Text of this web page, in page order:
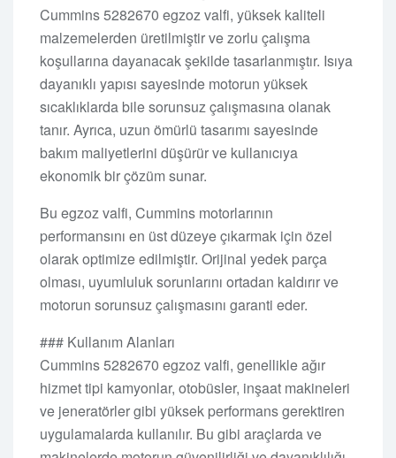
Cummins 5282670 egzoz valfi, yüksek kaliteli
malzemelerden üretilmiştir ve zorlu çalışma
koşullarına dayanacak şekilde tasarlanmıştır. Isıya
dayanıklı yapısı sayesinde motorun yüksek
sıcaklıklarda bile sorunsuz çalışmasına olanak
tanır. Ayrıca, uzun ömürlü tasarımı sayesinde
bakım maliyetlerini düşürür ve kullanıcıya
ekonomik bir çözüm sunar.
Bu egzoz valfi, Cummins motorlarının
performansını en üst düzeye çıkarmak için özel
olarak optimize edilmiştir. Orijinal yedek parça
olması, uyumluluk sorunlarını ortadan kaldırır ve
motorun sorunsuz çalışmasını garanti eder.
### Kullanım Alanları
Cummins 5282670 egzoz valfi, genellikle ağır
hizmet tipi kamyonlar, otobüsler, inşaat makineleri
ve jeneratörler gibi yüksek performans gerektiren
uygulamalarda kullanılır. Bu gibi araçlarda ve